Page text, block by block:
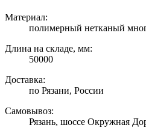
Материал:
полимерный нетканый
Длина на складе, мм:
50000
Доставка:
по Рязани, России
Самовывоз:
Рязань, шоссе Окружная